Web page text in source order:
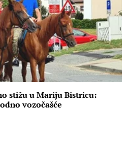
stižu u Mariju Bistricu:
vozočašće